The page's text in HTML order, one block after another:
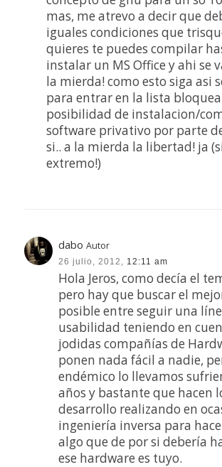
mas, me atrevo a decir que
iguales condiciones que
quieres te puedes compilar
instalar un MS Office y ahi se
la mierda! como esto siga asi
para entrar en la lista
posibilidad de instalacion/
software privativo por parte
si.. a la mierda la libertad! ja
extremo!)
dabo Autor
26 julio, 2012, 12:11 am
Hola Jeros, como decía el
pero hay que buscar el
posible entre seguir una
usabilidad teniendo en
jodidas compañías de
ponen nada fácil a nadie,
endémico lo llevamos
años y bastante que hacen
desarrollo realizando en
ingeniería inversa para
algo que de por si debería
ese hardware es tuyo.